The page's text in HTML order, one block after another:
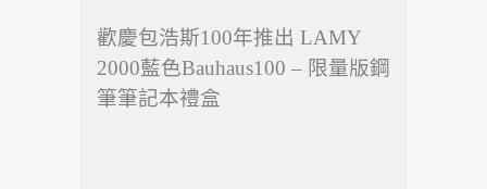
歡慶包浩斯100年推出 LAMY
2000藍色Bauhaus100 – 限量版鋼
筆筆記本禮盒